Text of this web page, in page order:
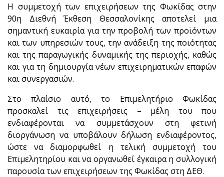
Η συμμετοχή των επιχειρήσεων της Φωκίδας στην
90η Διεθνή Έκθεση Θεσσαλονίκης αποτελεί μια
σημαντική ευκαιρία για την προβολή των προϊόντων
και των υπηρεσιών τους, την ανάδειξη της ποιότητας
και της παραγωγικής δυναμικής της περιοχής, καθώς
και για τη δημιουργία νέων επιχειρηματικών επαφών
και συνεργασιών.
Στο πλαίσιο αυτό, το Επιμελητήριο Φωκίδας
προσκαλεί τις επιχειρήσεις – μέλη του που
ενδιαφέρονται να συμμετάσχουν στη φετινή
διοργάνωση να υποβάλουν δήλωση ενδιαφέροντος,
ώστε να διαμορφωθεί η τελική συμμετοχή του
Επιμελητηρίου και να οργανωθεί έγκαιρα η συλλογική
παρουσία των επιχειρήσεων της Φωκίδας στη ΔΕΘ.